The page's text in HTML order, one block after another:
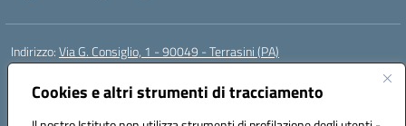
Cookies e altri strumenti di tracciamento
Indirizzo:Via G. Consiglio, 1 - 90049 - Terrasini (PA)
Centralino:
Posta elettronica certificata (PEC):paic88700d@pec.istruzione.it